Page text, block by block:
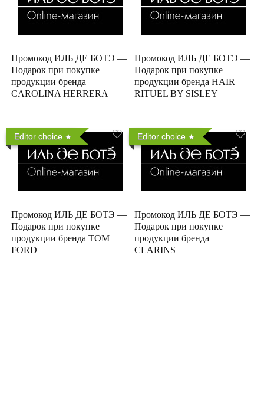
Промокод ИЛЬ ДЕ БОТЭ —
Подарок при покупке
продукции бренда
CAROLINA HERRERA
Промокод ИЛЬ ДЕ БОТЭ —
Подарок при покупке
продукции бренда HAIR
RITUEL BY SISLEY
Editor choice
Промокод ИЛЬ ДЕ БОТЭ —
Подарок при покупке
продукции бренда TOM
FORD
Editor choice
Промокод ИЛЬ ДЕ БОТЭ —
Подарок при покупке
продукции бренда
CLARINS